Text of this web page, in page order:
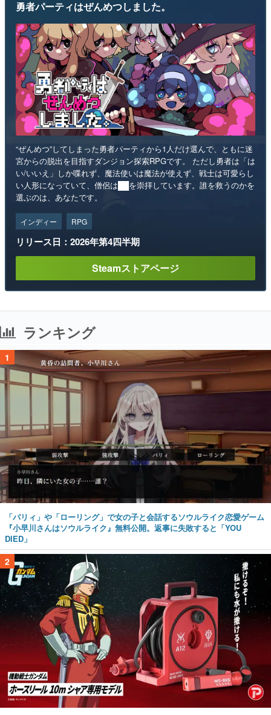
勇者パーティはぜんめつしました。
“ぜんめつ”してしまった勇者パーティから1人だけ選んで、ともに迷
宮からの脱出を目指すダンジョン探索RPGです。 ただし勇者は「は
い/いいえ」しか喋れず、魔法使いは魔法が使えず、戦士は可愛らし
い人形になっていて、僧侶は██を崇拝しています。誰を救うのかを
選ぶのは、あなたです。
インディー RPG
リリース日：2026年第4四半期
Steamストアページ
ランキング
1
「パリィ」や「ローリング」で女の子と会話するソウルライク恋愛ゲーム
『小早川さんはソウルライク』無料公開。返事に失敗すると「YOU
DIED」
2